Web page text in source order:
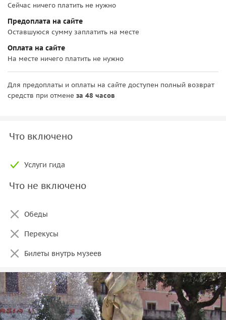
Сейчас ничего платить не нужно
Предоплата на сайте
Оставшуюся сумму заплатить на месте
Оплата на сайте
На месте ничего платить не нужно
Для предоплаты и оплаты на сайте доступен полный возврат
средств при отмене за 48 часов
Что включено
Услуги гида
Что не включено
Обеды
Перекусы
Билеты внутрь музеев